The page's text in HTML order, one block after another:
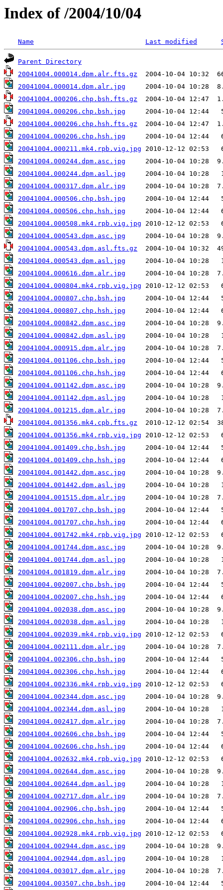
Index of /2004/10/04
Name Last modified
Parent Directory
20041004.000014.dpm.alr.fts.gz
20041004.000014.dpm.alr.jpg
20041004.000206.chp.bsh.fts.gz
20041004.000206.chp.bsh.jpg
20041004.000206.chp.hsh.fts.gz
20041004.000206.chp.hsh.jpg
20041004.000211.mk4.rpb.vig.jpg
20041004.000244.dpm.asc.jpg
20041004.000244.dpm.asl.jpg
20041004.000317.dpm.alr.jpg
20041004.000506.chp.bsh.jpg
20041004.000506.chp.hsh.jpg
20041004.000508.mk4.rpb.vig.jpg
20041004.000543.dpm.asc.jpg
20041004.000543.dpm.asl.fts.gz
20041004.000543.dpm.asl.jpg
20041004.000616.dpm.alr.jpg
20041004.000804.mk4.rpb.vig.jpg
20041004.000807.chp.bsh.jpg
20041004.000807.chp.hsh.jpg
20041004.000842.dpm.asc.jpg
20041004.000842.dpm.asl.jpg
20041004.000915.dpm.alr.jpg
20041004.001106.chp.bsh.jpg
20041004.001106.chp.hsh.jpg
20041004.001142.dpm.asc.jpg
20041004.001142.dpm.asl.jpg
20041004.001215.dpm.alr.jpg
20041004.001356.mk4.cpb.fts.gz
20041004.001356.mk4.rpb.vig.jpg
20041004.001409.chp.bsh.jpg
20041004.001409.chp.hsh.jpg
20041004.001442.dpm.asc.jpg
20041004.001442.dpm.asl.jpg
20041004.001515.dpm.alr.jpg
20041004.001707.chp.bsh.jpg
20041004.001707.chp.hsh.jpg
20041004.001742.mk4.rpb.vig.jpg
20041004.001744.dpm.asc.jpg
20041004.001744.dpm.asl.jpg
20041004.001819.dpm.alr.jpg
20041004.002007.chp.bsh.jpg
20041004.002007.chp.hsh.jpg
20041004.002038.dpm.asc.jpg
20041004.002038.dpm.asl.jpg
20041004.002039.mk4.rpb.vig.jpg
20041004.002111.dpm.alr.jpg
20041004.002306.chp.bsh.jpg
20041004.002306.chp.hsh.jpg
20041004.002336.mk4.rpb.vig.jpg
20041004.002344.dpm.asc.jpg
20041004.002344.dpm.asl.jpg
20041004.002417.dpm.alr.jpg
20041004.002606.chp.bsh.jpg
20041004.002606.chp.hsh.jpg
20041004.002632.mk4.rpb.vig.jpg
20041004.002644.dpm.asc.jpg
20041004.002644.dpm.asl.jpg
20041004.002717.dpm.alr.jpg
20041004.002906.chp.bsh.jpg
20041004.002906.chp.hsh.jpg
20041004.002928.mk4.rpb.vig.jpg
20041004.002944.dpm.asc.jpg
20041004.002944.dpm.asl.jpg
20041004.003017.dpm.alr.jpg
20041004.003507.chp.bsh.jpg